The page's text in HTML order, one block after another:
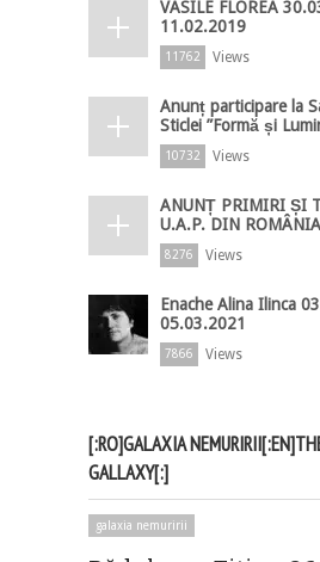
VASILE FLOREA
11.02.2019
11762 Views
Anunț participare la
Sticlei ”Formă și
10732 Views
ANUNȚ PRIMIRI ȘI
U.A.P. DIN
8276 Views
Enache Alina Ilinca
05.03.2021
7866 Views
[:RO]GALAXIA
GALLAXY[:]
galaxia nemuririi